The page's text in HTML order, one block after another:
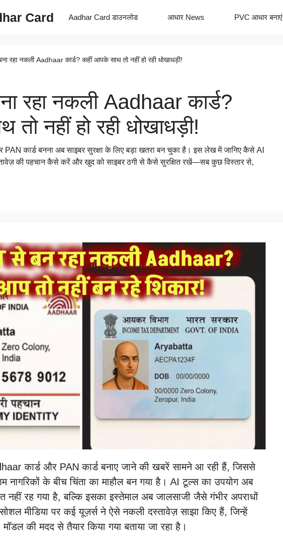
Card Aadhar Card डाउनलोड आधार News PVC आधार बनाएं
रहा नकली Aadhaar कार्ड? कहीं आपके साथ तो नहीं हो रही धोखाधड़ी!
रहा नकली Aadhaar कार्ड?
नहीं हो रही धोखाधड़ी!
कार्ड बनना अब साइबर सुरक्षा के लिए बड़ा खतरा बन चुका है। इस लेख में जानिए कैसे AI
की पहचान कैसे करें और खुद को साइबर ठगी से कैसे सुरक्षित रखें—सब कुछ विस्तार से,
कार्ड और PAN कार्ड बनाए जाने की खबरें सामने आ रही हैं, जिससे
नागरिकों के बीच चिंता का माहौल बन गया है। AI टूल्स का उपयोग अब
नहीं रह गया है, बल्कि इसका इस्तेमाल अब जालसाजी जैसे गंभीर अपराधों
मीडिया पर कई यूज़र्स ने ऐसे नकली दस्तावेज़ साझा किए हैं, जिन्हें
की मदद से तैयार किया गया बताया जा रहा है।